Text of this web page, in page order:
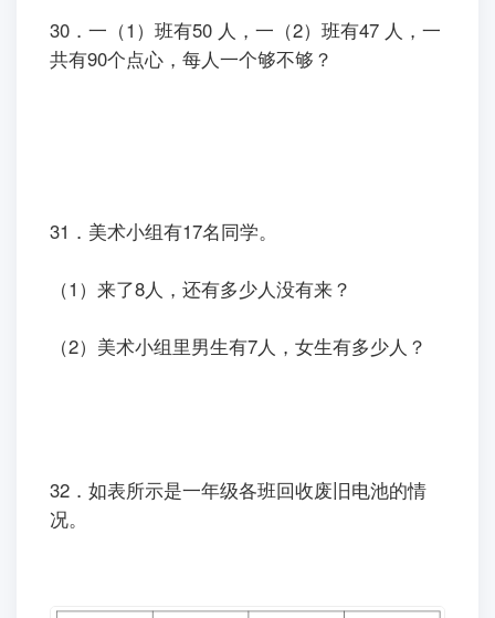
30．一（1）班有50 人，一（2）班有47 人，一
共有90个点心，每人一个够不够？
31．美术小组有17名同学。
（1）来了8人，还有多少人没有来？
（2）美术小组里男生有7人，女生有多少人？
32．如表所示是一年级各班回收废旧电池的情
况。